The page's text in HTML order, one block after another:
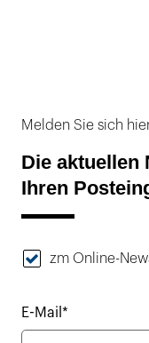
Melden Sie sich
Die aktuellen
Ihren
zm Online-
E-Mail*